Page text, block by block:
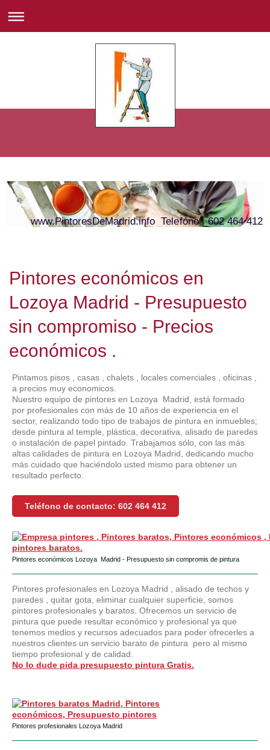
www.PintoresDeMadrid.info Telefóno : 602 464 412
Pintores económicos en
Lozoya Madrid - Presupuesto
sin compromiso - Precios
económicos .
Pintamos pisos , casas , chalets , locales comerciales , oficinas ,
a precios muy economicos.
Nuestro equipo de pintores en Lozoya Madrid, está formado
por profesionales con más de 10 años de experiencia en el
sector, realizando todo tipo de trabajos de pintura en inmuebles;
desde pintura al temple, plástica, decorativa, alisado de paredes
o instalación de papel pintado. Trabajamos sólo, con las más
altas calidades de pintura en Lozoya Madrid, dedicando mucho
más cuidado que haciéndolo usted mismo para obtener un
resultado perfecto.
Teléfono de contacto: 602 464 412
Pintores económicos Lozoya Madrid - Presupuesto sin compromis de pintura
Pintores profesionales en Lozoya Madrid , alisado de techos y
paredes , quitar gota, eliminar cualquier superficie, somos
pintores profesionales y baratos. Ofrecemos un servicio de
pintura que puede resultar económico y profesional ya que
tenemos medios y recursos adecuados para poder ofrecerles a
nuestros clientes un servicio barato de pintura pero al mismo
tiempo profesional y de calidad.
No lo dude pida presupuesto pintura Gratis.
Pintores profesionales Lozoya Madrid